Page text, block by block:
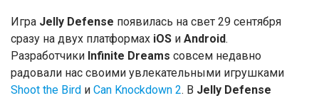
Игра Jelly Defense появилась на свет 29 сентября
сразу на двух платформах iOS и Android.
Разработчики Infinite Dreams совсем недавно
радовали нас своими увлекательными игрушками
Shoot the Bird и Can Knockdown 2. В Jelly Defense